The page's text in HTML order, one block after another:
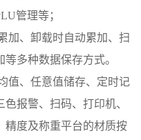
管理等；
加、卸载时自动累加、扫
多种数据保存方式。
值、任意值储存、定时记
报警、扫码、打印机、
精度及称重平台的材质按